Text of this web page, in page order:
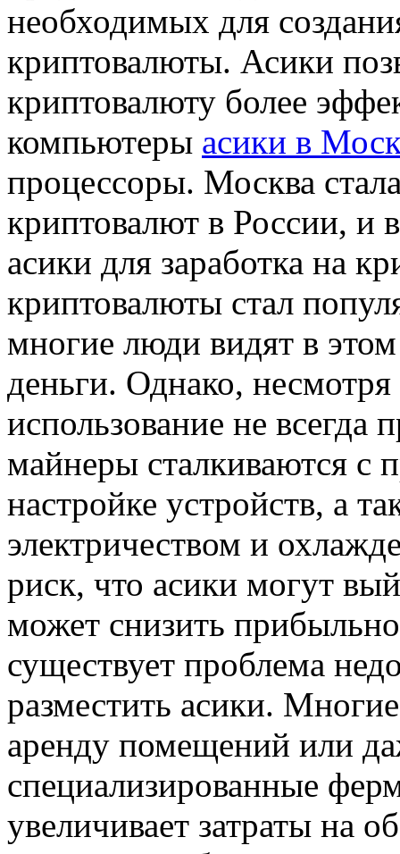
необходимых для
криптовалюты. Асики
криптовалюту более
компьютеры асики в
процессоры. Москва
криптовалют в России, и
асики для заработка на
криптовалюты стал
многие люди видят в
деньги. Однако,
использование не всегда
майнеры сталкиваются с
настройке устройств, а
электричеством и
риск, что асики могут
может снизить
существует проблема
разместить асики.
аренду помещений или
специализированные
увеличивает затраты на